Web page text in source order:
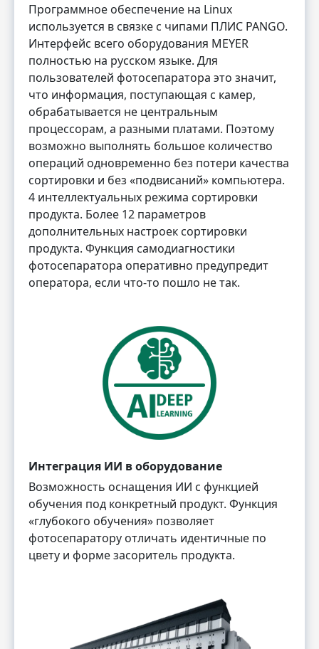
Программное обеспечение на Linux
используется в связке с чипами ПЛИС PANGO.
Интерфейс всего оборудования MEYER
полностью на русском языке. Для
пользователей фотосепаратора это значит,
что информация, поступающая с камер,
обрабатывается не центральным
процессорам, а разными платами. Поэтому
возможно выполнять большое количество
операций одновременно без потери качества
сортировки и без «подвисаний» компьютера.
4 интеллектуальных режима сортировки
продукта. Более 12 параметров
дополнительных настроек сортировки
продукта. Функция самодиагностики
фотосепаратора оперативно предупредит
оператора, если что-то пошло не так.
Интеграция ИИ в оборудование
Возможность оснащения ИИ с функцией
обучения под конкретный продукт. Функция
«глубокого обучения» позволяет
фотосепаратору отличать идентичные по
цвету и форме засоритель продукта.